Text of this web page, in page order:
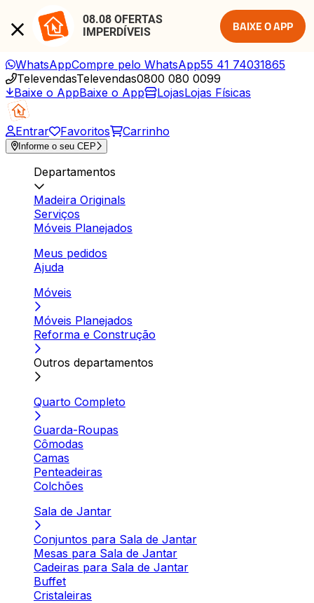
08.08 OFERTAS
IMPERDÍVEIS
BAIXE O APP
WhatsAppCompre pelo WhatsApp55 41 74031865
TelevendasTelevendas0800 080 0099
Baixe o AppBaixe o App LojasLojas Físicas
Entrar Favoritos Carrinho
Informe o seu CEP
Departamentos
Madeira Originals
Serviços
Móveis Planejados
Meus pedidos
Ajuda
Móveis
Móveis Planejados
Reforma e Construção
Outros departamentos
Quarto Completo
Guarda-Roupas
Cômodas
Camas
Penteadeiras
Colchões
Sala de Jantar
Conjuntos para Sala de Jantar
Mesas para Sala de Jantar
Cadeiras para Sala de Jantar
Buffet
Cristaleiras